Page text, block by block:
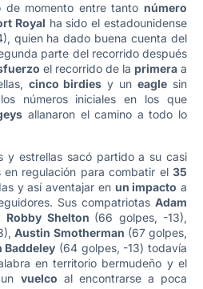
de momento entre tanto número
Royal ha sido el estadounidense
quien ha dado buena cuenta del
parte del recorrido después
el recorrido de la primera a
cinco birdies y uneagle sin
números iniciales en los que
allanaron el camino a todo lo
y estrellas sacó partido a su casi
en regulación para combatir el35
y así aventajar en un impacto a
Sus compatriotas Adam
Robby Shelton (66 golpes, -13),
Austin Smotherman (67 golpes,
Baddeley (64 golpes, -13) todavía
en territorio bermudeño y el
vuelco al encontrarse a poca